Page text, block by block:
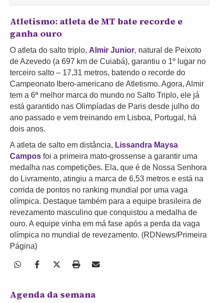
Atletismo: atleta de MT bate recorde e
ganha ouro
O atleta do salto triplo, Almir Junior, natural de Peixoto
de Azevedo (a 697 km de Cuiabá), garantiu o 1º lugar no
terceiro salto – 17,31 metros, batendo o recorde do
Campeonato Ibero-americano de Atletismo. Agora, Almir
tem a 6ª melhor marca do mundo no Salto Triplo, ele já
está garantido nas Olimpíadas de Paris desde julho do
ano passado e vem treinando em Lisboa, Portugal, há
dois anos.
A atleta de salto em distância, Lissandra Maysa
Campos foi a primeira mato-grossense a garantir uma
medalha nas competições. Ela, que é de Nossa Senhora
do Livramento, atingiu a marca de 6,53 metros e está na
corrida de pontos no ranking mundial por uma vaga
olímpica. Destaque também para a equipe brasileira de
revezamento masculino que conquistou a medalha de
ouro. A equipe vinha em má fase após a perda da vaga
olímpica no mundial de revezamento. (RDNews/Primeira
Página)
Agenda da semana